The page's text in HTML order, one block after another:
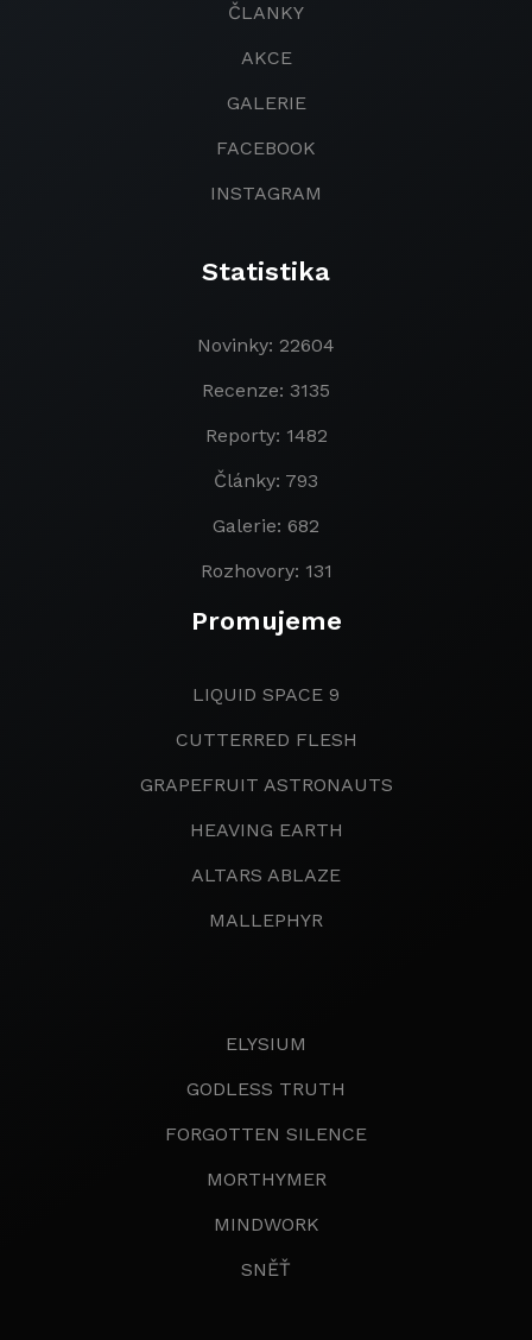
ČLANKY
AKCE
GALERIE
FACEBOOK
INSTAGRAM
Statistika
Novinky: 22604
Recenze: 3135
Reporty: 1482
Články: 793
Galerie: 682
Rozhovory: 131
Promujeme
LIQUID SPACE 9
CUTTERRED FLESH
GRAPEFRUIT ASTRONAUTS
HEAVING EARTH
ALTARS ABLAZE
MALLEPHYR
ELYSIUM
GODLESS TRUTH
FORGOTTEN SILENCE
MORTHYMER
MINDWORK
SNĚŤ